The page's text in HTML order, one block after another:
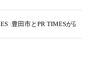
豊田市とPR TIMESが広報